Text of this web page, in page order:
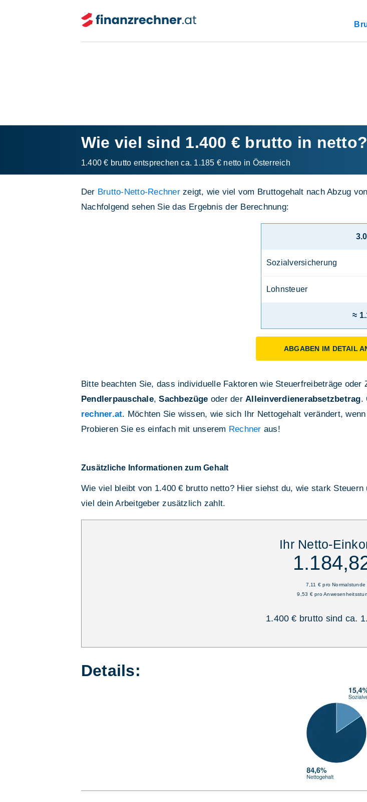
Wie viel sind 1.400 € brutto in netto?
1.400 € brutto entsprechen ca. 1.185 € netto in Österreich
Der Brutto-Netto-Rechnerzeigt, wie viel vom Bruttogehalt nach Abzug
Nachfolgend sehen Sie das Ergebnis der Berechnung:
Sozialversicherung
Lohnsteuer
≈
ABGABEN IM DETAIL
Bitte beachten Sie, dass individuelle Faktoren wie Steuerfreibeträge
Pendlerpauschale,Sachbezüge oder der Alleinverdienerabsetzbetrag.
rechner.at. Möchten Sie wissen, wie sich Ihr Nettogehalt verändert,
Probieren Sie es einfach mit unserem Rechner aus!
Zusätzliche Informationen zum Gehalt
Wie viel bleibt von 1.400 € brutto netto? Hier siehst du, wie stark
viel dein Arbeitgeber zusätzlich zahlt.
Ihr Netto-
7,11 € pro Normalstunde
9,53 € pro
1.400 € brutto sind ca.
Details: